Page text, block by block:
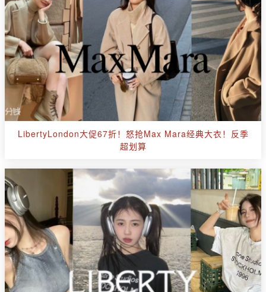
LibertyLondon大促67折！怒抢Max Mara经典大衣！反季
超划算